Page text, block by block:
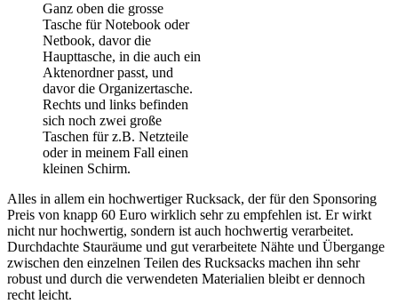
Ganz oben die grosse
Tasche für Notebook oder
Netbook, davor die
Haupttasche, in die auch ein
Aktenordner passt, und
davor die Organizertasche.
Rechts und links befinden
sich noch zwei große
Taschen für z.B. Netzteile
oder in meinem Fall einen
kleinen Schirm.
Alles in allem ein hochwertiger Rucksack, der für den Sponsoring
Preis von knapp 60 Euro wirklich sehr zu empfehlen ist. Er wirkt
nicht nur hochwertig, sondern ist auch hochwertig verarbeitet.
Durchdachte Stauräume und gut verarbeitete Nähte und Übergange
zwischen den einzelnen Teilen des Rucksacks machen ihn sehr
robust und durch die verwendeten Materialien bleibt er dennoch
recht leicht.